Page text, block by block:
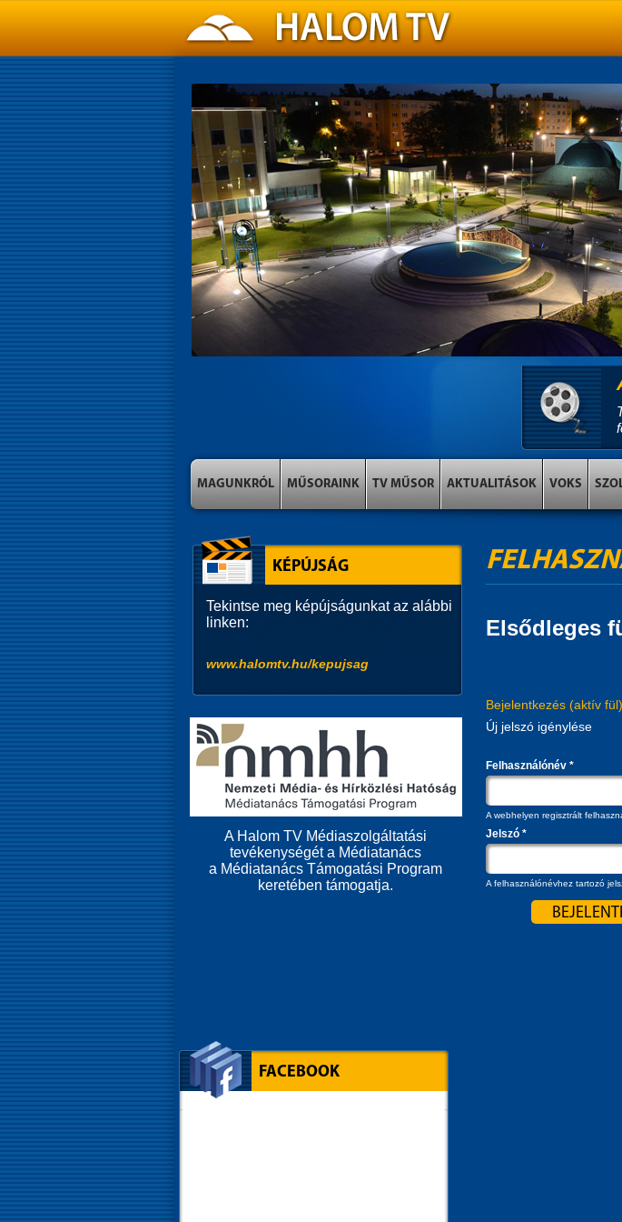
MAGUNKRÓL MŰSORAINK TV MŰSOR AKTUALITÁSOK VOKS
Elsődleges
Bejelentkezés (aktív fül)
Új jelszó igénylése
Felhasználónév *
A webhelyen regisztrált
Jelszó *
A felhasználónévhez tartozó
KÉPÚJSÁG
Tekintse meg képújságunkat az alábbi
linken:
www.halomtv.hu/kepujsag
A Halom TV Médiaszolgáltatási
tevékenységét a Médiatanács
a Médiatanács Támogatási Program
keretében támogatja.
FACEBOOK